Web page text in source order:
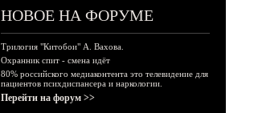
НОВОЕ НА ФОРУМЕ
Трилогия "Китобои" А. Вахова.
Охранник спит - смена идёт
80% российского медиаконтента это телевидение для
пациентов психдиспансера и наркологии.
Перейти на форум >>